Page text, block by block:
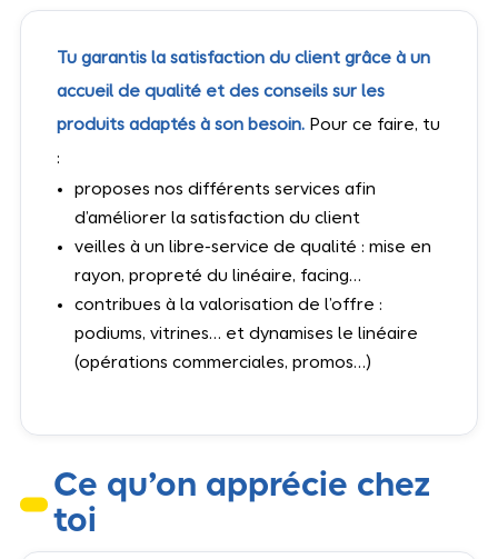
Tu garantis la satisfaction du client grâce à un
accueil de qualité et des conseils sur les
produits adaptés à son besoin.Pour ce faire, tu
:
proposes nos différents services afin
d’améliorer la satisfaction du client
veilles à un libre-service de qualité : mise en
rayon, propreté du linéaire, facing…
contribues à la valorisation de l’offre :
podiums, vitrines… et dynamises le linéaire
(opérations commerciales, promos…)
Ce qu’on apprécie chez
toi